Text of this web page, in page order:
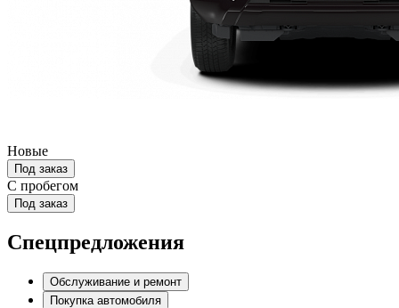
Новые
Под заказ
С пробегом
Под заказ
Спецпредложения
Обслуживание и ремонт
Покупка автомобиля